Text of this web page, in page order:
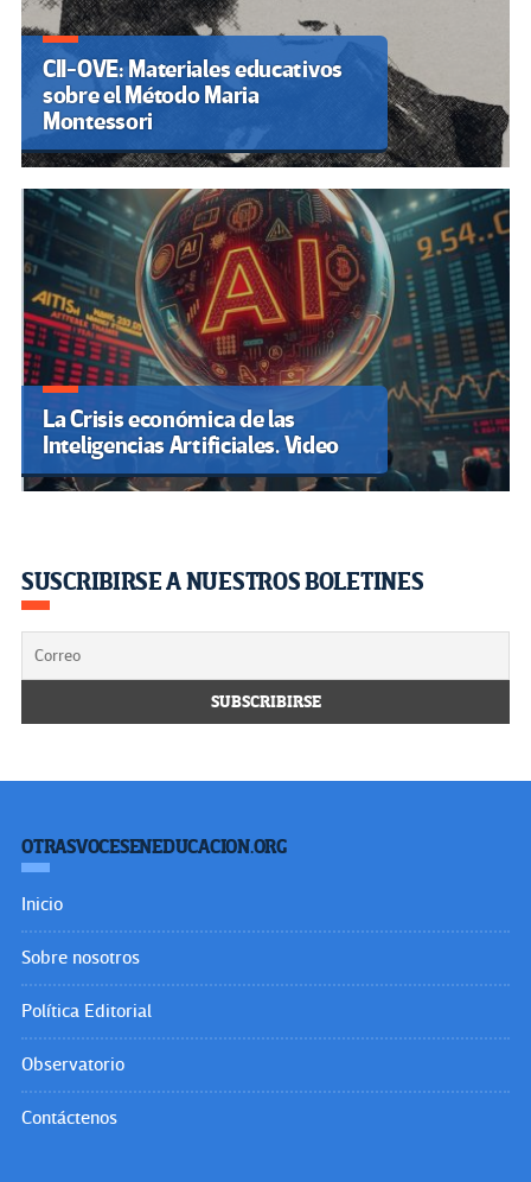
CII-OVE: Materiales educativos
sobre el Método Maria
Montessori
La Crisis económica de las
Inteligencias Artificiales. Video
SUSCRIBIRSE A NUESTROS BOLETINES
OTRASVOCESENEDUCACION.ORG
Inicio
Sobre nosotros
Política Editorial
Observatorio
Contáctenos